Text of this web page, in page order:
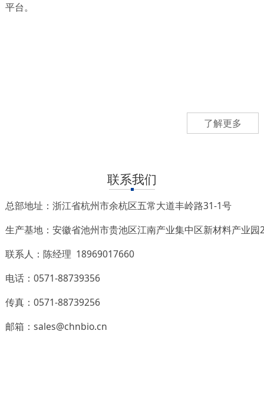
平台。
了解更多
联系我们
总部地址：浙江省杭州市余杭区五常大道丰岭路31-1号
生产基地：安徽省池州市贵池区江南产业集中区新材料产业园
联系人：陈经理 18969017660
电话：0571-88739356
传真：0571-88739256
邮箱：sales@chnbio.cn